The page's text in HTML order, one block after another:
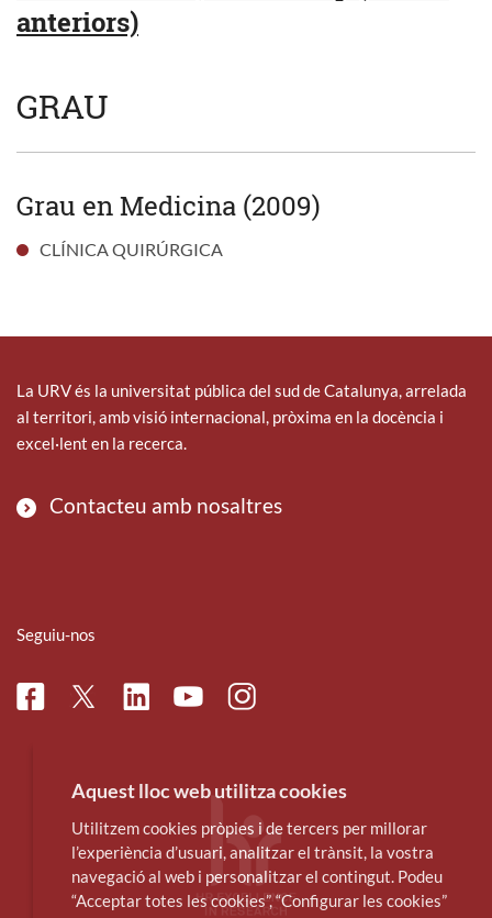
anteriors)
GRAU
Grau en Medicina (2009)
CLÍNICA QUIRÚRGICA
La URV és la universitat pública del sud de Catalunya, arrelada
al territori, amb visió internacional, pròxima en la docència i
excel·lent en la recerca.
Contacteu amb nosaltres
Seguiu-nos
FacebookTwitterLinkedinYoutubeInstagram
Aquest lloc web utilitza cookies
Utilitzem cookies pròpies i de tercers per millorar
l’experiència d’usuari, analitzar el trànsit, la vostra
navegació al web i personalitzar el contingut. Podeu
“Acceptar totes les cookies”, “Configurar les cookies”